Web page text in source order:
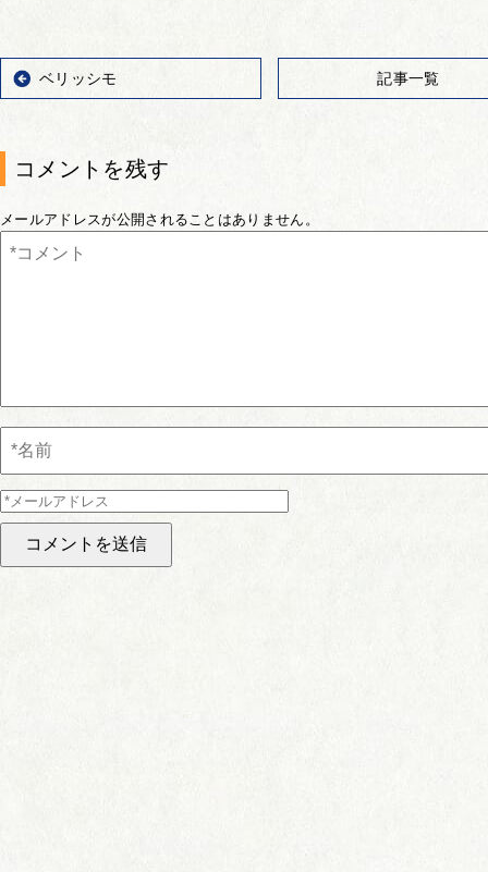
ベリッシモ 記事一覧
コメントを残す
メールアドレスが公開されることはありません。